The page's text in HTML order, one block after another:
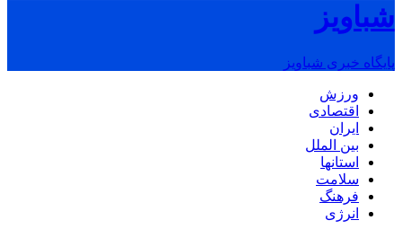
شباویز
پایگاه خبری شباویز
ورزش
اقتصادی
ایران
بین الملل
استانها
سلامت
فرهنگ
انرژی